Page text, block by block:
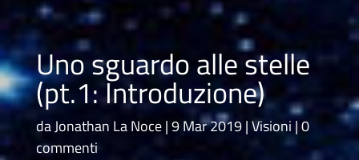
Uno sguardo alle stelle
(pt.1: Introduzione)
daJonathan La Noce 9 Mar 2019 Visioni 0
commenti